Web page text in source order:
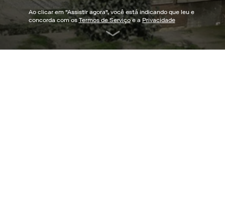
Ao clicar em "Assistir agora", você está indicando que leu e
concorda com osTermos de Serviçoe aPrivacidade